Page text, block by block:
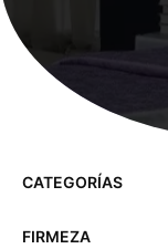
CATEGORÍAS
FIRMEZA